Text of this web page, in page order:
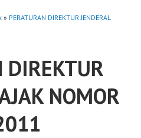
» PERATURAN DIREKTUR JENDERAL
DIREKTUR
NOMOR